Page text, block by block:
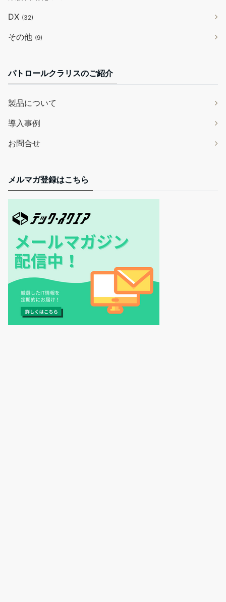
DX (32)
その他 (9)
パトロールクラリスのご紹介
製品について
導入事例
お問合せ
メルマガ登録はこちら